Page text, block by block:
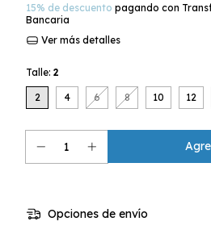
15% de descuento pagando con
Bancaria
Ver más detalles
Talle: 2
2 4 6 8 10 12
Opciones de envío